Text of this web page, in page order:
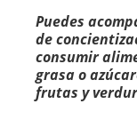
Puedes
de
consumir
grasa o
frutas y